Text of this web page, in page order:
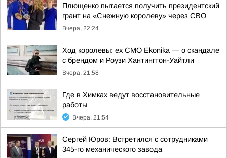
Плющенко пытается получить президентский
грант на «Снежную королеву» через СВО
Вчера, 22:24
Ход королевы: ex CMO Ekonika — о скандале
с брендом и Роузи Хантингтон-Уайтли
Вчера, 21:58
Где в Химках ведут восстановительные
работы
Вчера, 21:54
Сергей Юров: Встретился с сотрудниками
345-го механического завода